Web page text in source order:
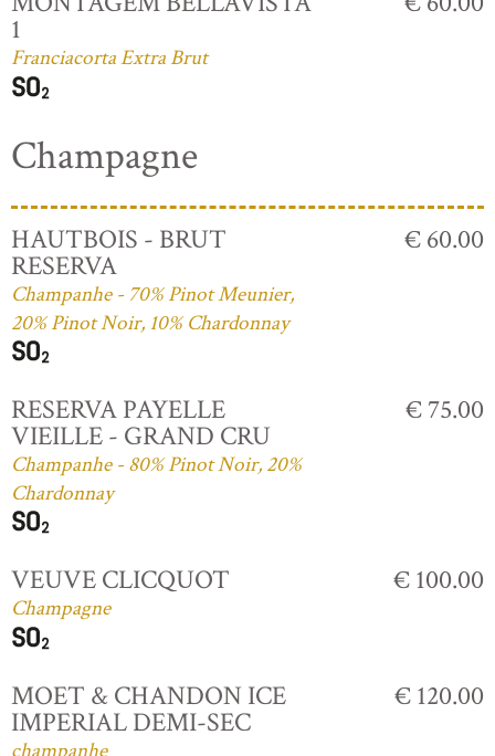
1
Franciacorta Extra Brut
Champagne
HAUTBOIS - BRUT
RESERVA
Champanhe - 70% Pinot Meunier,
20% Pinot Noir, 10% Chardonnay
€ 60.00
RESERVA PAYELLE
VIEILLE - GRAND CRU
Champanhe - 80% Pinot Noir, 20%
Chardonnay
€ 75.00
VEUVE CLICQUOT
Champagne
€ 100.00
MOET & CHANDON ICE
IMPERIAL DEMI-SEC
€ 120.00